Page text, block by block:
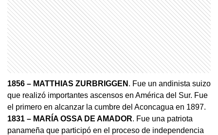
1856 – MATTHIAS ZURBRIGGEN . Fue un andinista suizo
que realizó importantes ascensos en América del Sur. Fue
el primero en alcanzar la cumbre del Aconcagua en 1897.
1831 – MARÍA OSSA DE AMADOR. Fue una patriota
panameña que participó en el proceso de independencia